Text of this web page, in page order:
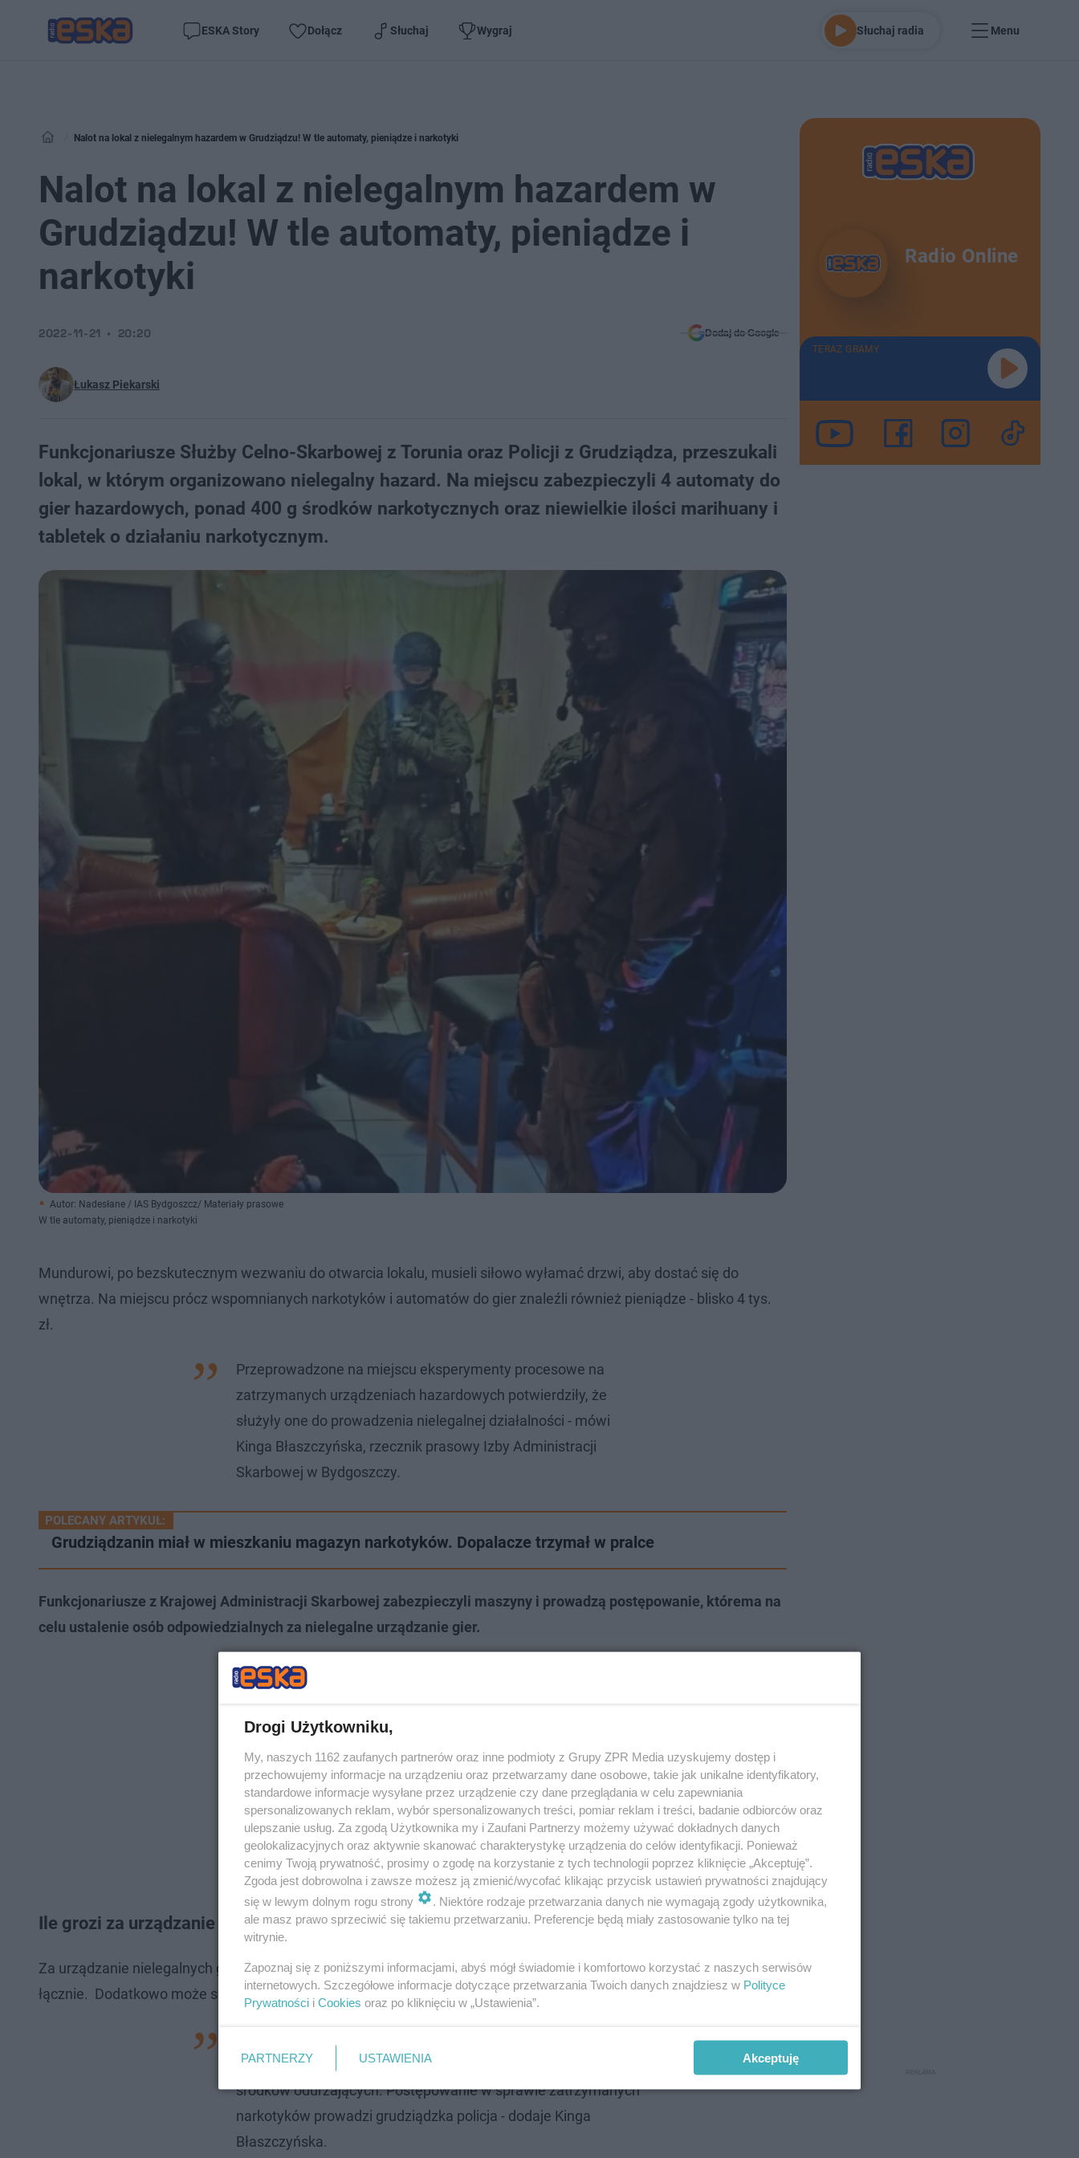
ESKA Story Dołącz Słuchaj Wygraj Słuchaj radia Menu
Nalot na lokal z nielegalnym hazardem w Grudziądzu! W tle automaty, pieniądze i narkotyki
Nalot na lokal z nielegalnym hazardem w
Grudziądzu! W tle automaty, pieniądze i
narkotyki
Łukasz Piekarski
2022-11-21 20:20 Dodaj do Google
Funkcjonariusze Służby Celno-Skarbowej z Torunia oraz Policji z Grudziądza, przeszukali
lokal, w którym organizowano nielegalny hazard. Na miejscu zabezpieczyli 4 automaty do
gier hazardowych, ponad 400 g środków narkotycznych oraz niewielkie ilości marihuany i
tabletek o działaniu narkotycznym.
Autor: Nadesłane / IAS Bydgoszcz/ Materiały prasowe
W tle automaty, pieniądze i narkotyki
Mundurowi, po bezskutecznym wezwaniu do otwarcia lokalu, musieli siłowo wyłamać drzwi, aby dostać się do
wnętrza. Na miejscu prócz wspomnianych narkotyków i automatów do gier znaleźli również pieniądze - blisko 4 tys.
zł.
Przeprowadzone na miejscu eksperymenty procesowe na
zatrzymanych urządzeniach hazardowych potwierdziły, że
służyły one do prowadzenia nielegalnej działalności - mówi
Kinga Błaszczyńska, rzecznik prasowy Izby Administracji
Skarbowej w Bydgoszczy.
POLECANY ARTYKUŁ:
Grudziądzanin miał w mieszkaniu magazyn narkotyków. Dopalacze trzymał w pralce
Funkcjonariusze z Krajowej Administracji Skarbowej zabezpieczyli maszyny i prowadzą postępowanie, którema na
celu ustalenie osób odpowiedzialnych za nielegalne urządzanie gier.
Ile grozi za urządzanie nielegalnego hazardu?
Za urządzanie nielegalnych gier hazardowych grozi: kara grzywny, kara pozbawienia wolności do 3 lat, albo obie kary
łącznie. Dodatkowo może skończyć się także karą pieniężną w wysokości 100 tys. złotych od każdego automatu.
hazardowych wbrew przepisom ustawy oraz posiadania
środków odurzających. Postępowanie w sprawie zatrzymanych
narkotyków prowadzi grudziądzka policja - dodaje Kinga
Błaszczyńska.
Radio Online
TERAZ GRAMY
Drogi Użytkowniku,
My, naszych 1162 zaufanych partnerów oraz inne podmioty z Grupy ZPR Media uzyskujemy dostęp i
przechowujemy informacje na urządzeniu oraz przetwarzamy dane osobowe, takie jak unikalne identyfikatory,
standardowe informacje wysyłane przez urządzenie czy dane przeglądania w celu zapewniania
spersonalizowanych reklam, wybór spersonalizowanych treści, pomiar reklam i treści, badanie odbiorców oraz
ulepszanie usług. Za zgodą Użytkownika my i Zaufani Partnerzy możemy używać dokładnych danych
geolokalizacyjnych oraz aktywnie skanować charakterystykę urządzenia do celów identyfikacji. Ponieważ
cenimy Twoją prywatność, prosimy o zgodę na korzystanie z tych technologii poprzez kliknięcie „Akceptuję”.
Zgoda jest dobrowolna i zawsze możesz ją zmienić/wycofać klikając przycisk ustawień prywatności znajdujący
się w lewym dolnym rogu strony
. Niektóre rodzaje przetwarzania danych nie wymagają zgody użytkownika,
ale masz prawo sprzeciwić się takiemu przetwarzaniu. Preferencje będą miały zastosowanie tylko na tej
witrynie.
Zapoznaj się z poniższymi informacjami, abyś mógł świadomie i komfortowo korzystać z naszych serwisów
internetowych. Szczegółowe informacje dotyczące przetwarzania Twoich danych znajdziesz w Polityce
Prywatności i Cookies oraz po kliknięciu w „Ustawienia”.
PARTNERZY USTAWIENIA Akceptuję